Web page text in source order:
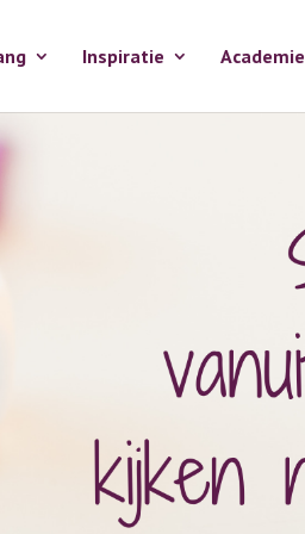
Inspiratie Academie